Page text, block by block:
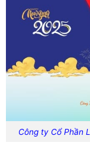
Công ty Cổ Phần